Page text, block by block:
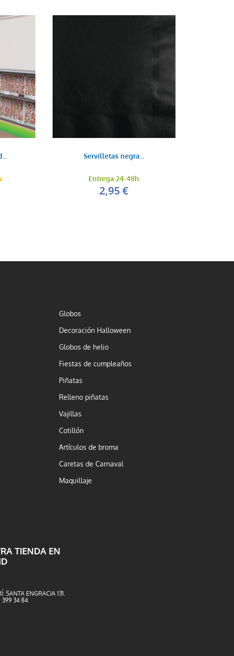
Servilletas negra...
Entrega 24-48h
2,95 €
Globos
Decoración Halloween
Globos de helio
Fiestas de cumpleaños
Piñatas
Relleno piñatas
Vajillas
Cotillón
Artículos de broma
Caretas de Carnaval
Maquillaje
TIENDA EN
SANTA ENGRACIA 131.
399 34 84